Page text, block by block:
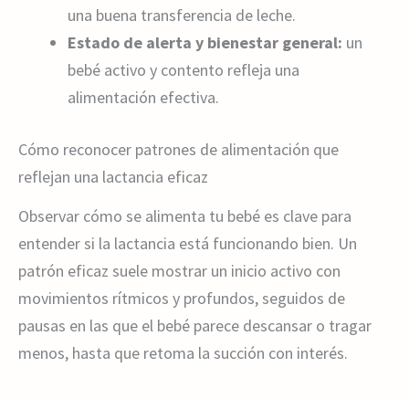
una buena transferencia de leche.
Estado de alerta y bienestar general: un
bebé activo y contento refleja una
alimentación efectiva.
Cómo reconocer patrones de alimentación que
reflejan una lactancia eficaz
Observar cómo se alimenta tu bebé es clave para
entender si la lactancia está funcionando bien. Un
patrón eficaz suele mostrar un inicio activo con
movimientos rítmicos y profundos, seguidos de
pausas en las que el bebé parece descansar o tragar
menos, hasta que retoma la succión con interés.